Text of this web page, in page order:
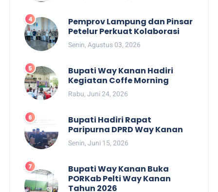
Pemprov Lampung dan Pinsar
Petelur Perkuat Kolaborasi
Senin, Agustus 03, 2026
Bupati Way Kanan Hadiri
Kegiatan Coffe Morning
Rabu, Juni 24, 2026
Bupati Hadiri Rapat
Paripurna DPRD Way Kanan
Senin, Juni 15, 2026
Bupati Way Kanan Buka
PORKab Pelti Way Kanan
Tahun 2026